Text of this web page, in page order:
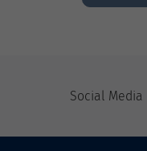
Social Media